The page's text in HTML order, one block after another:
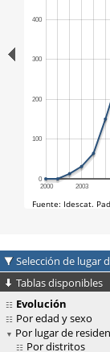
Selección de lugar
Tablas disponibles
Evolución
Por edad y sexo
Por lugar de
Por distritos